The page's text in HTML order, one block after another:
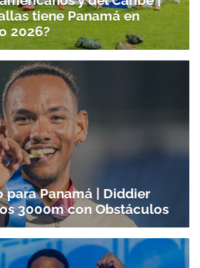
tiene Panamá en
2026?
para Panamá | Diddier
3000m con Obstáculos